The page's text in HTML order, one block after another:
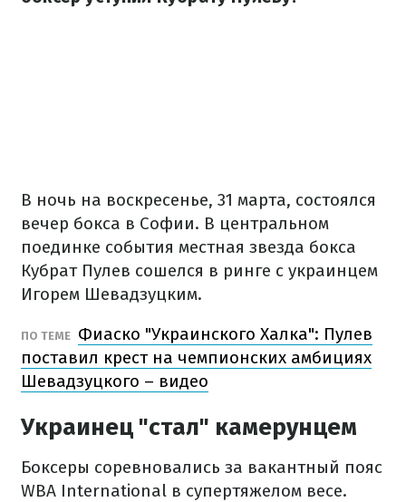
В ночь на воскресенье, 31 марта, состоялся
вечер бокса в Софии. В центральном
поединке события местная звезда бокса
Кубрат Пулев сошелся в ринге с украинцем
Игорем Шевадзуцким.
ПО ТЕМЕ Фиаско "Украинского Халка": Пулев
поставил крест на чемпионских амбициях
Шевадзуцкого – видео
Украинец "стал" камерунцем
Боксеры соревновались за вакантный пояс
WBA International в супертяжелом весе.